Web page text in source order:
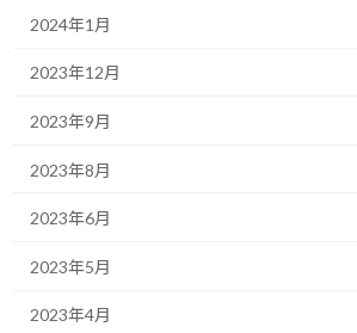
2024年1月
2023年12月
2023年9月
2023年8月
2023年6月
2023年5月
2023年4月